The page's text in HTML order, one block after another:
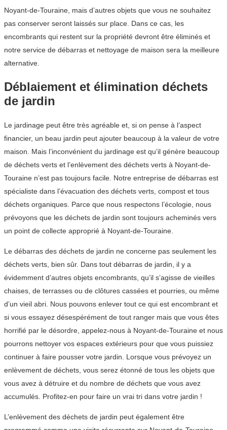
Noyant-de-Touraine, mais d’autres objets que vous ne souhaitez
pas conserver seront laissés sur place. Dans ce cas, les
encombrants qui restent sur la propriété devront être éliminés et
notre service de débarras et nettoyage de maison sera la meilleure
alternative.
Déblaiement et élimination déchets
de jardin
Le jardinage peut être très agréable et, si on pense à l’aspect
financier, un beau jardin peut ajouter beaucoup à la valeur de votre
maison. Mais l’inconvénient du jardinage est qu’il génère beaucoup
de déchets verts et l’enlèvement des déchets verts à Noyant-de-
Touraine n’est pas toujours facile. Notre entreprise de débarras est
spécialiste dans l’évacuation des déchets verts, compost et tous
déchets organiques. Parce que nous respectons l’écologie, nous
prévoyons que les déchets de jardin sont toujours acheminés vers
un point de collecte approprié à Noyant-de-Touraine.
Le débarras des déchets de jardin ne concerne pas seulement les
déchets verts, bien sûr. Dans tout débarras de jardin, il y a
évidemment d’autres objets encombrants, qu’il s’agisse de vieilles
chaises, de terrasses ou de clôtures cassées et pourries, ou même
d’un vieil abri. Nous pouvons enlever tout ce qui est encombrant et
si vous essayez désespérément de tout ranger mais que vous êtes
horrifié par le désordre, appelez-nous à Noyant-de-Touraine et nous
pourrons nettoyer vos espaces extérieurs pour que vous puissiez
continuer à faire pousser votre jardin. Lorsque vous prévoyez un
enlèvement de déchets, vous serez étonné de tous les objets que
vous avez à détruire et du nombre de déchets que vous avez
accumulés. Profitez-en pour faire un vrai tri dans votre jardin !
L’enlèvement des déchets de jardin peut également être